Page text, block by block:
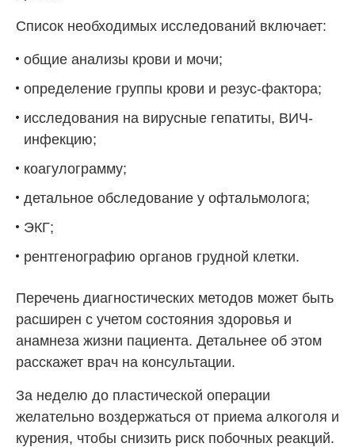
Список необходимых исследований включает:
общие анализы крови и мочи;
определение группы крови и резус-фактора;
исследования на вирусные гепатиты, ВИЧ-
инфекцию;
коагулограмму;
детальное обследование у офтальмолога;
ЭКГ;
рентгенографию органов грудной клетки.
Перечень диагностических методов может быть
расширен с учетом состояния здоровья и
анамнеза жизни пациента. Детальнее об этом
расскажет врач на консультации.
За неделю до пластической операции
желательно воздержаться от приема алкоголя и
курения, чтобы снизить риск побочных реакций.